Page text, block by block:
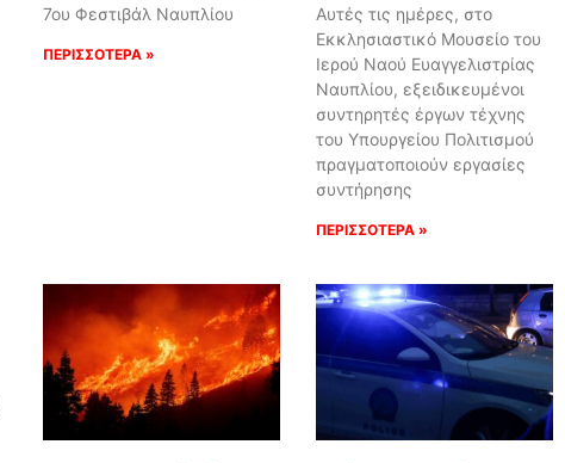
7ου Φεστιβάλ Ναυπλίου
ΠΕΡΙΣΣΟΤΕΡΑ »
Αυτές τις ημέρες, στο
Εκκλησιαστικό Μουσείο του
Ιερού Ναού Ευαγγελιστρίας
Ναυπλίου, εξειδικευμένοι
συντηρητές έργων τέχνης
του Υπουργείου Πολιτισμού
πραγματοποιούν εργασίες
συντήρησης
ΠΕΡΙΣΣΟΤΕΡΑ »